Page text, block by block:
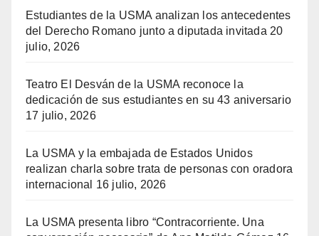
Estudiantes de la USMA analizan los antecedentes
del Derecho Romano junto a diputada invitada 20
julio, 2026
Teatro El Desván de la USMA reconoce la
dedicación de sus estudiantes en su 43 aniversario
17 julio, 2026
La USMA y la embajada de Estados Unidos
realizan charla sobre trata de personas con oradora
internacional
16 julio, 2026
La USMA presenta libro “Contracorriente. Una